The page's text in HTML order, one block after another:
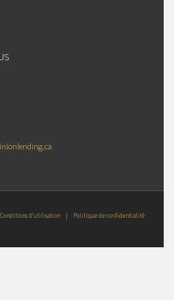
Conditions d’utilisation | Politique de confidentialité